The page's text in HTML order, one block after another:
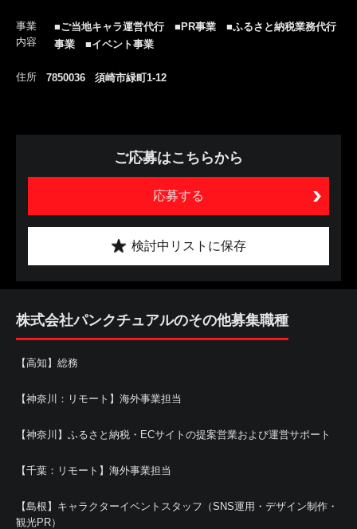
事業
内容
■ご当地キャラ運営代行 ■PR事業 ■ふるさと納税業務代行
事業 ■イベント事業
住所 7850036 須崎市緑町1-12
ご応募はこちらから
応募する
検討中リストに保存
株式会社パンクチュアルのその他募集職種
【高知】総務
【神奈川：リモート】海外事業担当
【神奈川】ふるさと納税・ECサイトの提案営業および運営サポート
【千葉：リモート】海外事業担当
【島根】キャラクターイベントスタッフ（SNS運用・デザイン制作・
観光PR）